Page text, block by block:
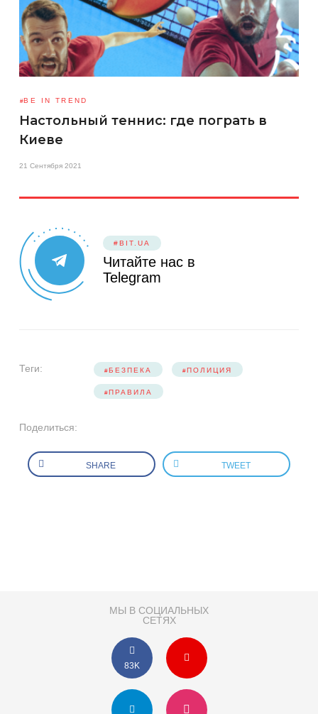
BE IN TREND
Настольный теннис: где пограть в
Киеве
21 Сентября 2021
#BIT.UA
Читайте нас в
Telegram
Теги: БЕЗПЕКА ПОЛИЦИЯ
ПРАВИЛА
Поделиться:
SHARE TWEET
МЫ В СОЦИАЛЬНЫХ
СЕТЯХ
83K